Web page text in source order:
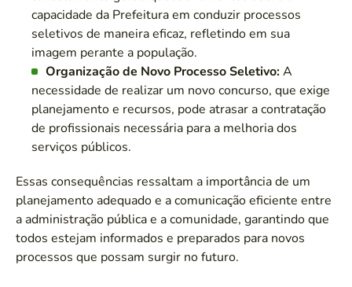
capacidade da Prefeitura em conduzir processos
seletivos de maneira eficaz, refletindo em sua
imagem perante a população.
Organização de Novo Processo Seletivo:A
necessidade de realizar um novo concurso, que exige
planejamento e recursos, pode atrasar a contratação
de profissionais necessária para a melhoria dos
serviços públicos.
Essas consequências ressaltam a importância de um
planejamento adequado e a comunicação eficiente entre
a administração pública e a comunidade, garantindo que
todos estejam informados e preparados para novos
processos que possam surgir no futuro.